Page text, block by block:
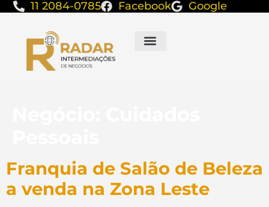
11 2084-0785 Facebook Google
Franquia de Salão de Beleza
a venda na Zona Leste